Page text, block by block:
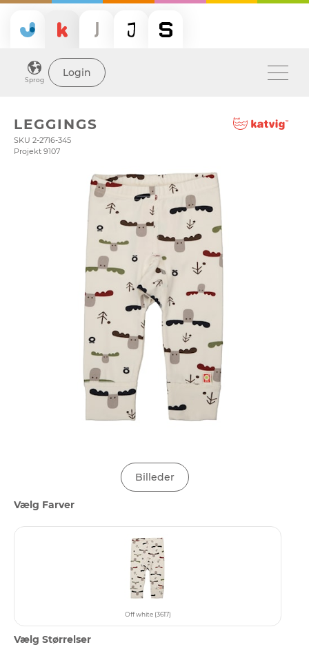
Sprog
Login
LEGGINGS
SKU 2-2716-345
Projekt 9107
Billeder
Vælg Farver
Off white (3617)
Vælg Størrelser